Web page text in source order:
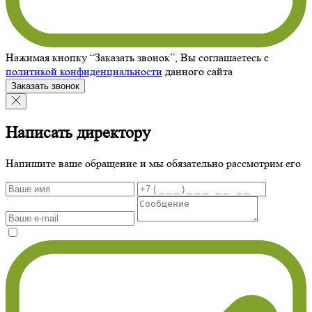
Нажимая кнопку “Заказать звонок”, Вы соглашаетесь с
политикой конфиденциальности данного сайта
Заказать звонок
Написать директору
Напишите ваше обращение и мы обязательно рассмотрим его